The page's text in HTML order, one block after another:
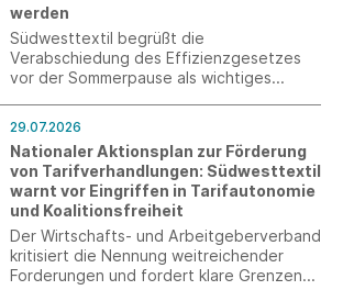
werden
Südwesttextil begrüßt die
Verabschiedung des Effizienzgesetzes
vor der Sommerpause als wichtiges
29.07.2026
Nationaler Aktionsplan zur Förderung
von Tarifverhandlungen: Südwesttextil
warnt vor Eingriffen in Tarifautonomie
und Koalitionsfreiheit
Der Wirtschafts- und Arbeitgeberverband
kritisiert die Nennung weitreichender
Forderungen und fordert klare Grenzen